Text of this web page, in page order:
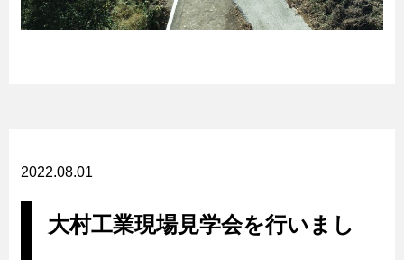
2022.08.01
大村工業現場見学会を行いまし